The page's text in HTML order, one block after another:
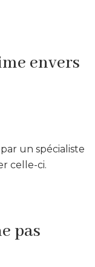
envers
un spécialiste
celle-ci.
pas